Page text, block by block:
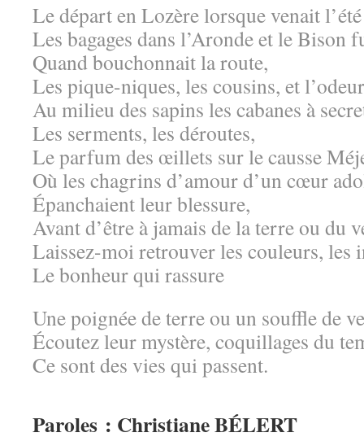
Le départ en Lozère lorsque venait l’été
Les bagages dans l’Aronde et le Bison
Quand bouchonnait la route,
Les pique-niques, les cousins, et
Au milieu des sapins les cabanes à
Les serments, les déroutes,
Le parfum des œillets sur le causse
Où les chagrins d’amour d’un cœur
Épanchaient leur blessure,
Avant d’être à jamais de la terre ou du
Laissez-moi retrouver les couleurs, les
Le bonheur qui rassure
Une poignée de terre ou un souffle de
Écoutez leur mystère, coquillages du
Ce sont des vies qui passent.
Paroles : Christiane BÉLERT